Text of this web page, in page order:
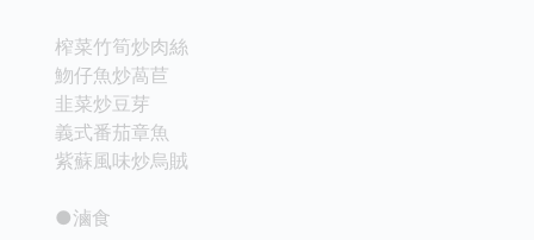
榨菜竹筍炒肉絲
魩仔魚炒萵苣
韭菜炒豆芽
義式番茄章魚
紫蘇風味炒烏賊
●滷食